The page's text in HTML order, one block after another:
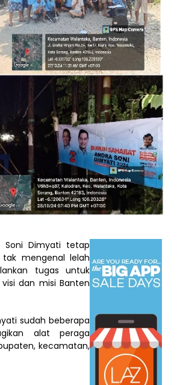
Dimyati tetap
mengenal lelah
tugas untuk
dan misi Banten
sudah beberapa
alat peraga
kecamatan,